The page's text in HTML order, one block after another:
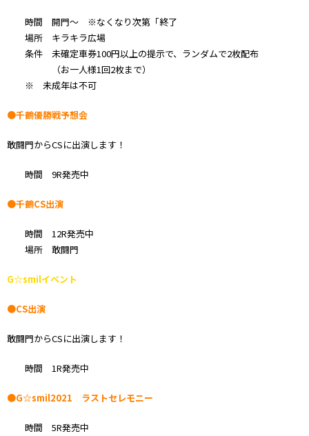
時間 開門～ ※なくなり次第「終了
場所 キラキラ広場
条件 未確定車券100円以上の提示で、ランダムで2枚配布
（お一人様1回2枚まで）
※ 未成年は不可
●千鶴優勝戦予想会
敢闘門からCSに出演します！
時間 9R発売中
●千鶴CS出演
時間 12R発売中
場所 敢闘門
G☆smilイベント
●CS出演
敢闘門からCSに出演します！
時間 1R発売中
●G☆smil2021 ラストセレモニー
時間 5R発売中